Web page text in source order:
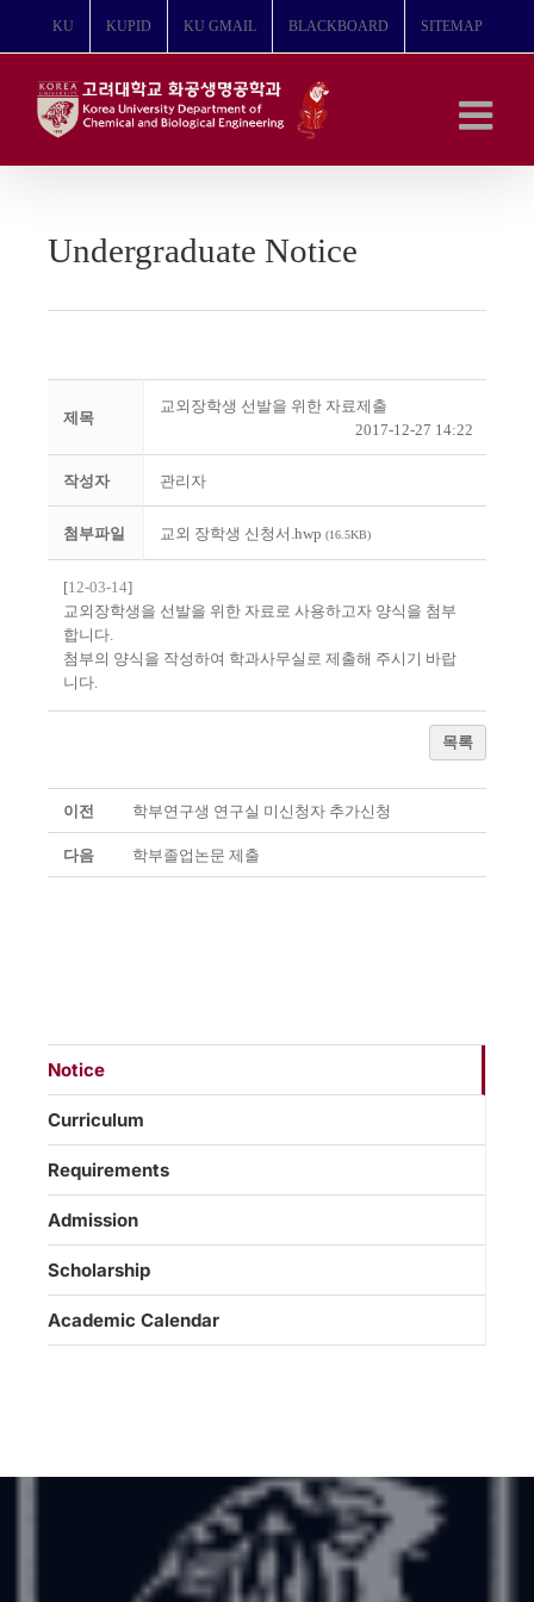
뛰
KU KUPID KU GMAIL BLACKBOARD SITEMAP
Undergraduate Notice
제목
교외장학생 선발을 위한 자료제출
2017-12-27 14:22
작성자 관리자
첨부파일 교외 장학생 신청서.hwp (16.5KB)
[12-03-14]
교외장학생을 선발을 위한 자료로 사용하고자 양식을 첨부
합니다.
첨부의 양식을 작성하여 학과사무실로 제출해 주시기 바랍
니다.
목록
이전 학부연구생 연구실 미신청자 추가신청
다음 학부졸업논문 제출
Notice
Curriculum
Requirements
Admission
Scholarship
Academic Calendar